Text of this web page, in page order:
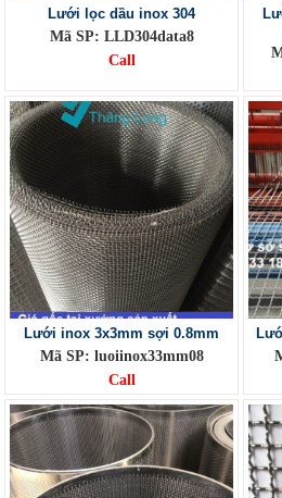
Lưới lọc dầu inox 304
Mã SP: LLD304data8
Call
Lưới inox 3x3mm sợi 0.8mm
Mã SP: luoiinox33mm08
Call